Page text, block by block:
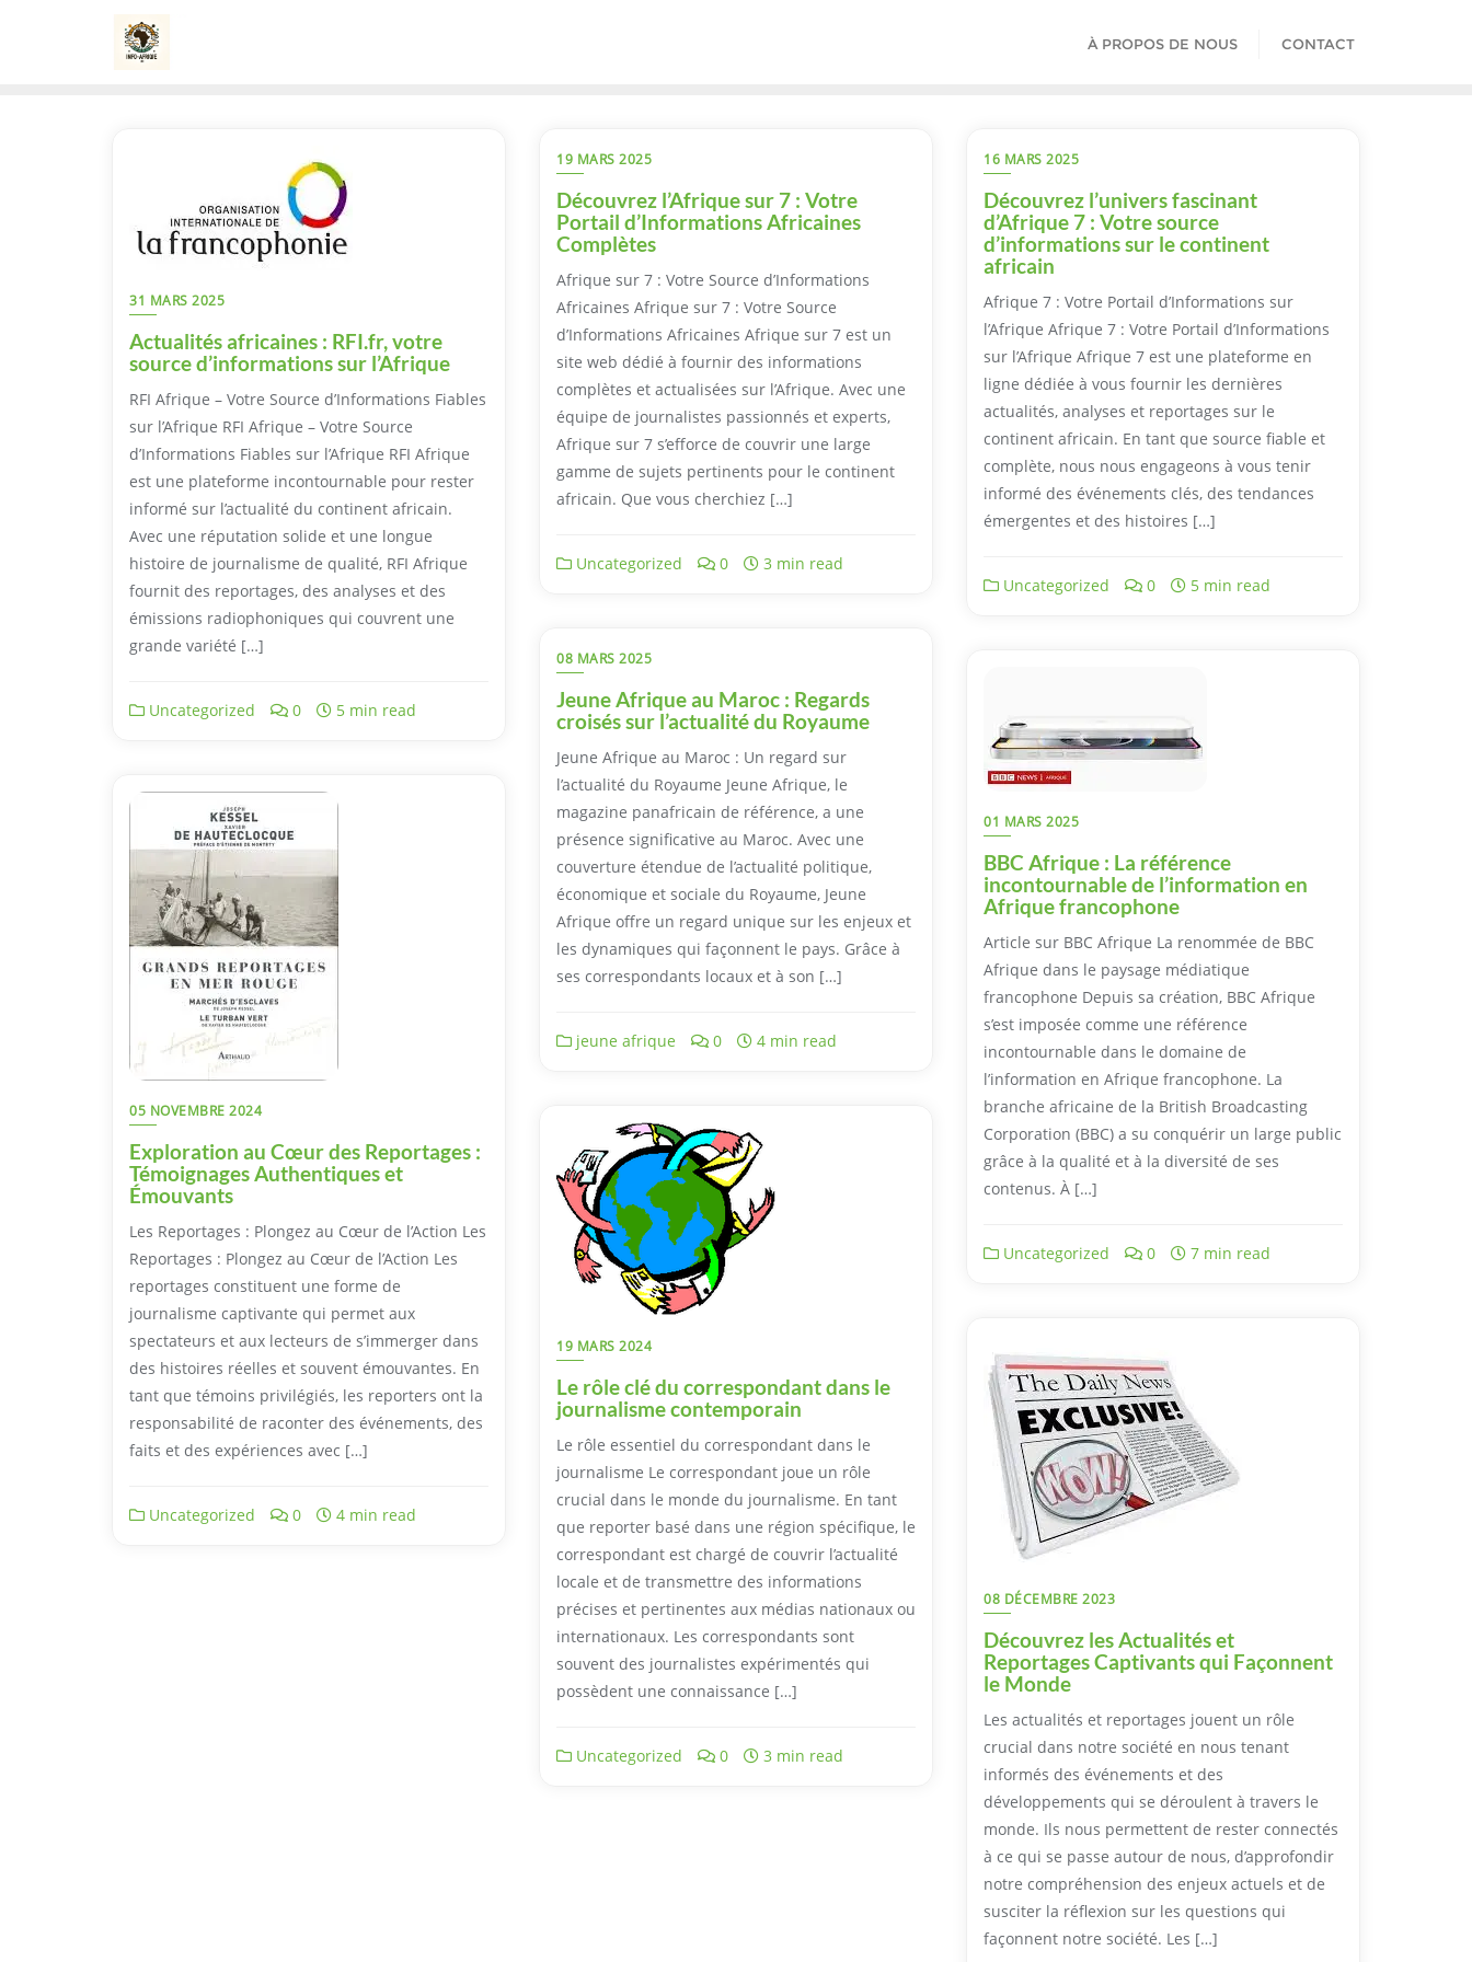
À PROPOS DE NOUS CONTACT
31 MARS 2025
Actualités africaines : RFI.fr, votre
source d’informations sur l’Afrique
RFI Afrique – Votre Source d’Informations Fiables
sur l’Afrique RFI Afrique – Votre Source
d’Informations Fiables sur l’Afrique RFI Afrique
est une plateforme incontournable pour rester
informé sur l’actualité du continent africain.
Avec une réputation solide et une longue
histoire de journalisme de qualité, RFI Afrique
fournit des reportages, des analyses et des
émissions radiophoniques qui couvrent une
grande variété […]
Uncategorized 0 5 min read
19 MARS 2025
Découvrez l’Afrique sur 7 : Votre
Portail d’Informations Africaines
Complètes
Afrique sur 7 : Votre Source d’Informations
Africaines Afrique sur 7 : Votre Source
d’Informations Africaines Afrique sur 7 est un
site web dédié à fournir des informations
complètes et actualisées sur l’Afrique. Avec une
équipe de journalistes passionnés et experts,
Afrique sur 7 s’efforce de couvrir une large
gamme de sujets pertinents pour le continent
africain. Que vous cherchiez […]
Uncategorized 0 3 min read
16 MARS 2025
Découvrez l’univers fascinant
d’Afrique 7 : Votre source
d’informations sur le continent
africain
Afrique 7 : Votre Portail d’Informations sur
l’Afrique Afrique 7 : Votre Portail d’Informations
sur l’Afrique Afrique 7 est une plateforme en
ligne dédiée à vous fournir les dernières
actualités, analyses et reportages sur le
continent africain. En tant que source fiable et
complète, nous nous engageons à vous tenir
informé des événements clés, des tendances
émergentes et des histoires […]
Uncategorized 0 5 min read
08 MARS 2025
Jeune Afrique au Maroc : Regards
croisés sur l’actualité du Royaume
Jeune Afrique au Maroc : Un regard sur
l’actualité du Royaume Jeune Afrique, le
magazine panafricain de référence, a une
présence significative au Maroc. Avec une
couverture étendue de l’actualité politique,
économique et sociale du Royaume, Jeune
Afrique offre un regard unique sur les enjeux et
les dynamiques qui façonnent le pays. Grâce à
ses correspondants locaux et à son […]
jeune afrique 0 4 min read
01 MARS 2025
BBC Afrique : La référence
incontournable de l’information en
Afrique francophone
Article sur BBC Afrique La renommée de BBC
Afrique dans le paysage médiatique
francophone Depuis sa création, BBC Afrique
s’est imposée comme une référence
incontournable dans le domaine de
l’information en Afrique francophone. La
branche africaine de la British Broadcasting
Corporation (BBC) a su conquérir un large public
grâce à la qualité et à la diversité de ses
contenus. À […]
Uncategorized 0 7 min read
05 NOVEMBRE 2024
Exploration au Cœur des Reportages :
Témoignages Authentiques et
Émouvants
Les Reportages : Plongez au Cœur de l’Action Les
Reportages : Plongez au Cœur de l’Action Les
reportages constituent une forme de
journalisme captivante qui permet aux
spectateurs et aux lecteurs de s’immerger dans
des histoires réelles et souvent émouvantes. En
tant que témoins privilégiés, les reporters ont la
responsabilité de raconter des événements, des
faits et des expériences avec […]
Uncategorized 0 4 min read
19 MARS 2024
Le rôle clé du correspondant dans le
journalisme contemporain
Le rôle essentiel du correspondant dans le
journalisme Le correspondant joue un rôle
crucial dans le monde du journalisme. En tant
que reporter basé dans une région spécifique, le
correspondant est chargé de couvrir l’actualité
locale et de transmettre des informations
précises et pertinentes aux médias nationaux ou
internationaux. Les correspondants sont
souvent des journalistes expérimentés qui
possèdent une connaissance […]
Uncategorized 0 3 min read
08 DÉCEMBRE 2023
Découvrez les Actualités et
Reportages Captivants qui Façonnent
le Monde
Les actualités et reportages jouent un rôle
crucial dans notre société en nous tenant
informés des événements et des
développements qui se déroulent à travers le
monde. Ils nous permettent de rester connectés
à ce qui se passe autour de nous, d’approfondir
notre compréhension des enjeux actuels et de
susciter la réflexion sur les questions qui
façonnent notre société. Les […]